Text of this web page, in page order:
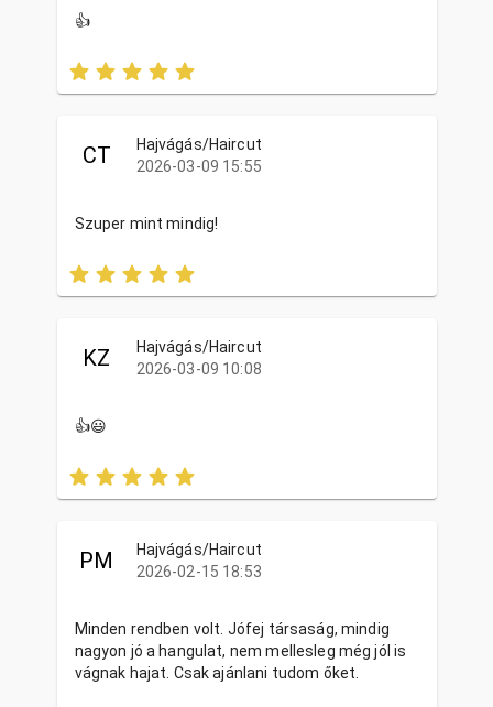
👍
CT
Hajvágás/Haircut
2026-03-09 15:55
Szuper mint mindig!
KZ
Hajvágás/Haircut
2026-03-09 10:08
👍😃
PM
Hajvágás/Haircut
2026-02-15 18:53
Minden rendben volt. Jófej társaság, mindig
nagyon jó a hangulat, nem mellesleg még jól is
vágnak hajat. Csak ajánlani tudom őket.